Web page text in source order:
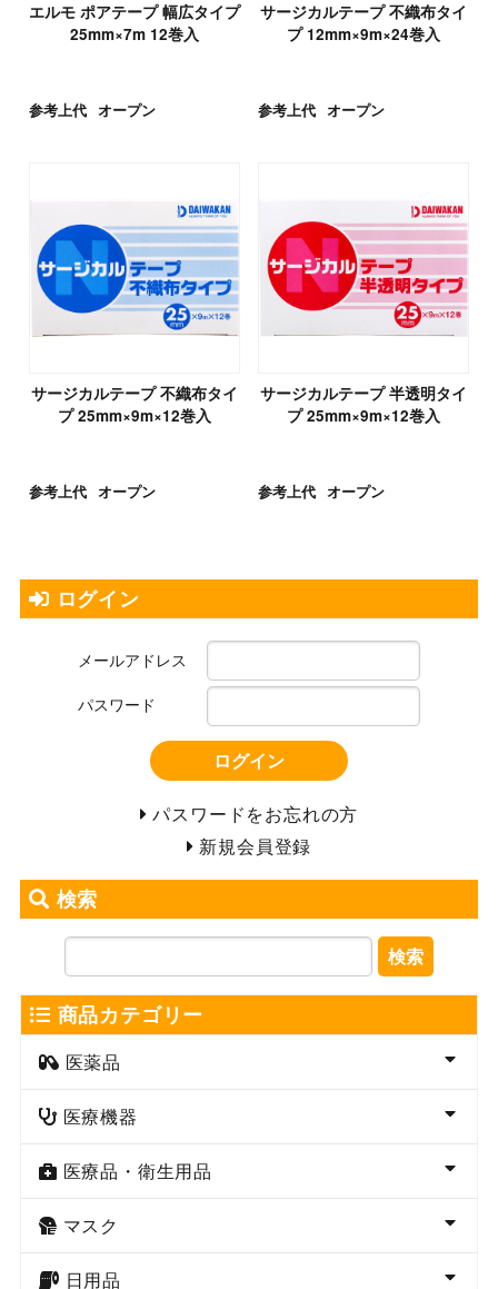
エルモ ポアテープ 幅広タイプ
25mm×7m 12巻入
参考上代 オープン
サージカルテープ 不織布タイ
プ 12mm×9m×24巻入
参考上代 オープン
サージカルテープ 不織布タイ
プ 25mm×9m×12巻入
参考上代 オープン
サージカルテープ 半透明タイ
プ 25mm×9m×12巻入
参考上代 オープン
ログイン
メールアドレス
パスワード
ログイン
パスワードをお忘れの方
新規会員登録
検索
検索
商品カテゴリー
医薬品
医療機器
医療品・衛生用品
マスク
日用品